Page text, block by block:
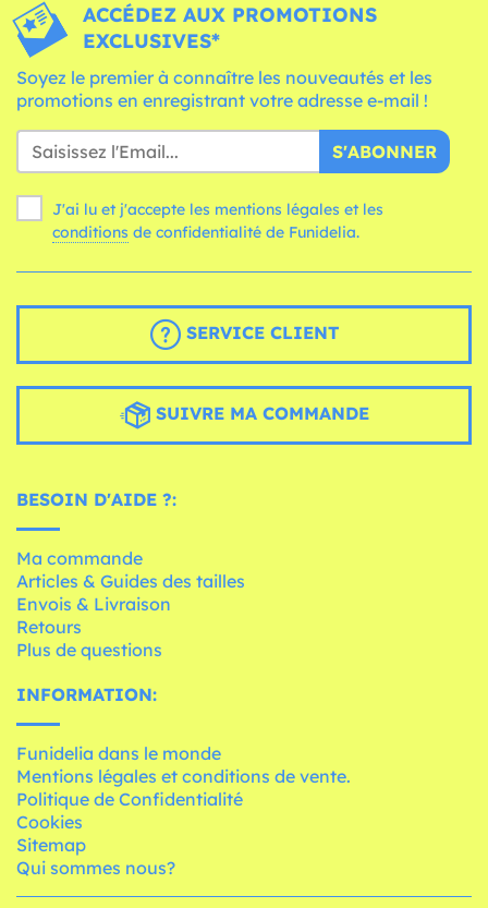
ACCÉDEZ AUX PROMOTIONS
EXCLUSIVES*
Soyez le premier à connaître les nouveautés et les
promotions en enregistrant votre adresse e-mail !
S'ABONNER
J'ai lu et j'accepte les mentions légales et les
conditions de confidentialité de Funidelia.
SERVICE CLIENT
SUIVRE MA COMMANDE
BESOIN D'AIDE ?:
Ma commande
Articles & Guides des tailles
Envois & Livraison
Retours
Plus de questions
INFORMATION:
Funidelia dans le monde
Mentions légales et conditions de vente.
Politique de Confidentialité
Cookies
Sitemap
Qui sommes nous?